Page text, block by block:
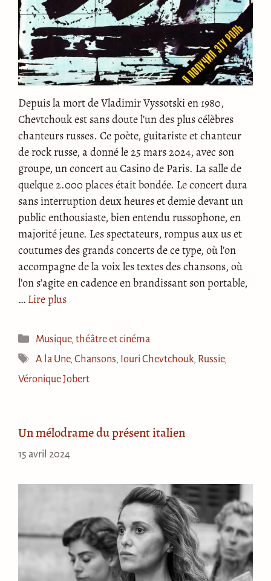
Depuis la mort de Vladimir Vyssotski en 1980,
Chevtchouk est sans doute l’un des plus célèbres
chanteurs russes. Ce poète, guitariste et chanteur
de rock russe, a donné le 25 mars 2024, avec son
groupe, un concert au Casino de Paris. La salle de
quelque 2.000 places était bondée. Le concert dura
sans interruption deux heures et demie devant un
public enthousiaste, bien entendu russophone, en
majorité jeune. Les spectateurs, rompus aux us et
coutumes des grands concerts de ce type, où l’on
accompagne de la voix les textes des chansons, où
l’on s’agite en cadence en brandissant son portable,
… Lire plus
Catégories
Musique, théâtre et cinéma
Étiquettes
A la Une,Chansons, Iouri Chevtchouk, Russie,
Véronique Jobert
Un mélodrame du présent italien
15 avril 2024